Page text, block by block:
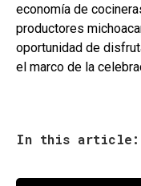
economía de
productores
oportunidad de
el marco de la
In this article: